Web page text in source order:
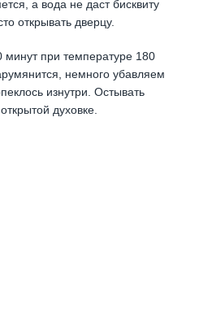
а вода не даст бисквиту
открывать дверцу.
минут при температуре 180
немного убавляем
изнутри. Остывать
духовке.